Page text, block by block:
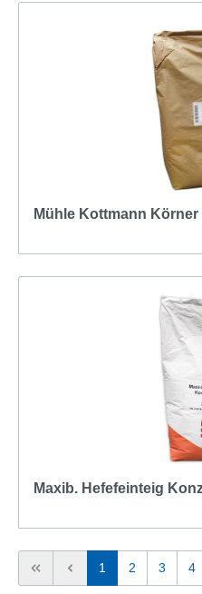
Mühle Kottmann
Maxib. Hefefeinteig
1 2 3 4